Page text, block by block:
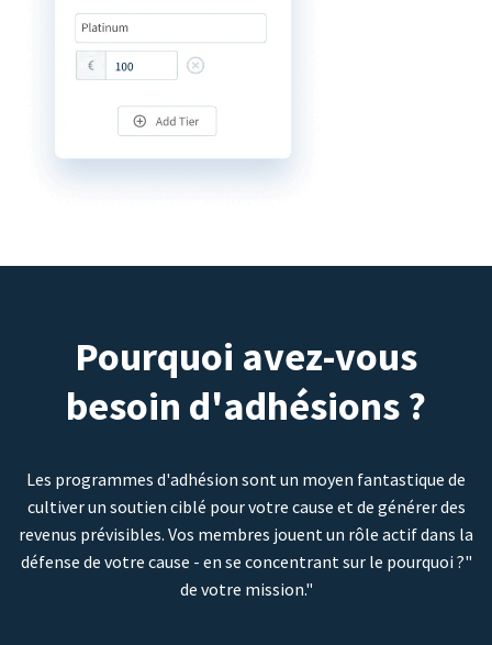
Pourquoi avez-vous
besoin d'adhésions ?
Les programmes d'adhésion sont un moyen fantastique de
cultiver un soutien ciblé pour votre cause et de générer des
revenus prévisibles. Vos membres jouent un rôle actif dans la
défense de votre cause - en se concentrant sur le pourquoi ?"
de votre mission."